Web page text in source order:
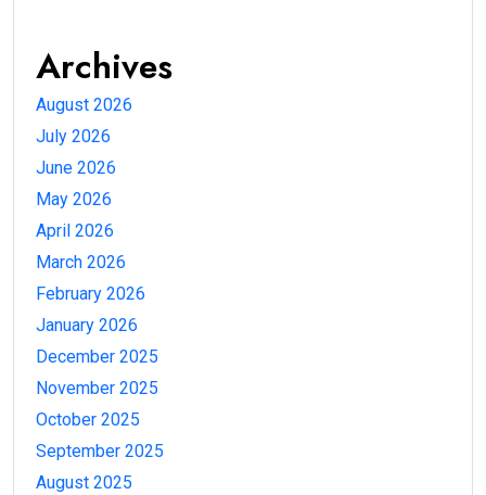
Archives
August 2026
July 2026
June 2026
May 2026
April 2026
March 2026
February 2026
January 2026
December 2025
November 2025
October 2025
September 2025
August 2025